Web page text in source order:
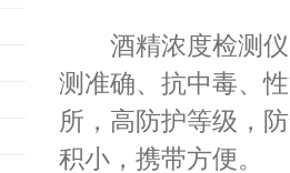
酒精浓度检测仪
测准确、抗中毒、
所，高防护等级，
积小，携带方便。